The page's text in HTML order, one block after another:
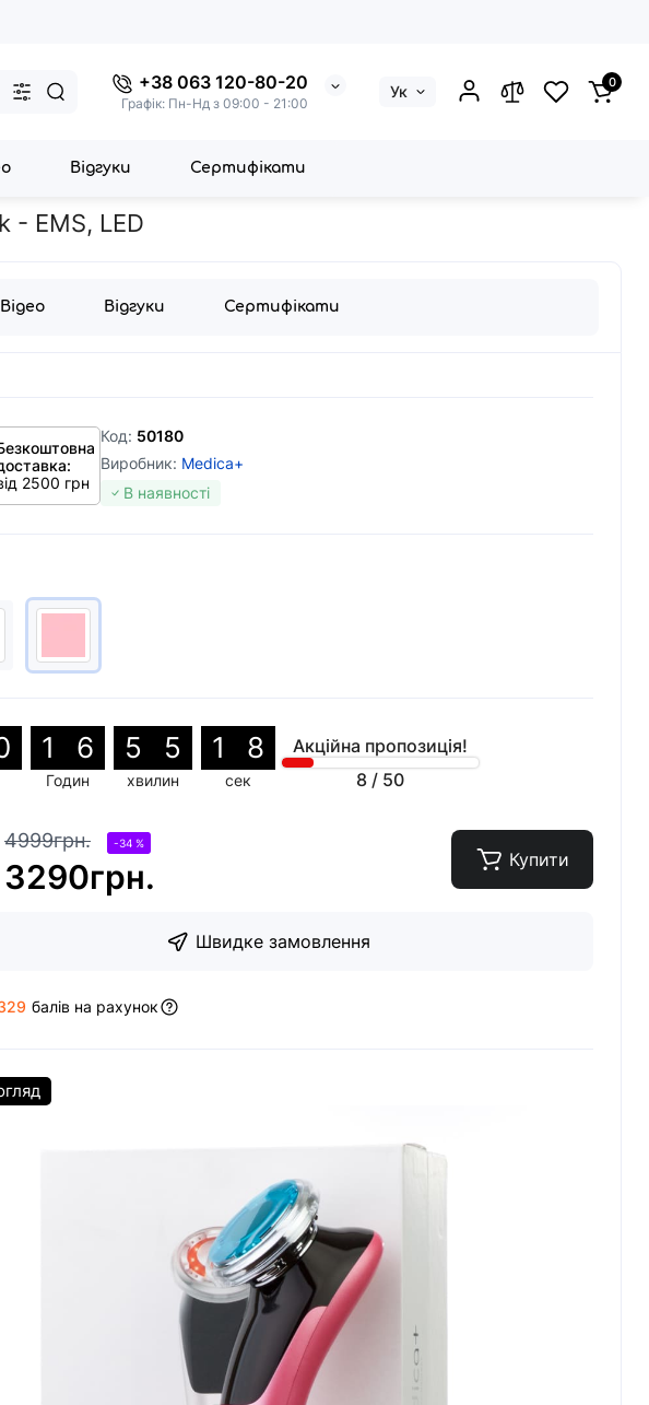
+38 063 120-80-20
Графік: Пн-Нд з 09:00 - 21:00
Ук 0
Відгуки Сертифікати
для обличчя Skin Lifting 7.0 Pink - EMS, LED
- EMS, LED
Відео Відгуки Сертифікати
2500 грн
Код: 50180
Виробник: Medica+
В наявності
1 6
Годин
5 5
хвилин
1 7
сек
Акційна пропозиція!
8 / 50
4999грн. -34 %
3290грн. Купити
Швидке замовлення
балів на рахунок